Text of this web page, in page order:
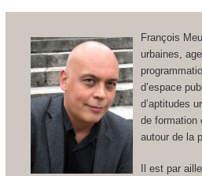
François
urbaines,
d’espace
d’aptitudes
de formation
autour de la
Il est par